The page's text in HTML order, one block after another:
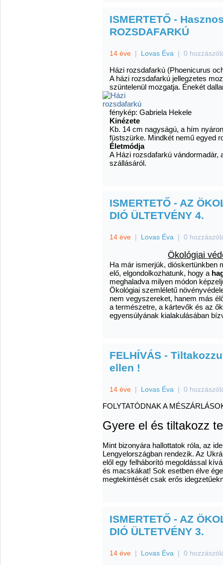
ISMERTETŐ -
ROZSDAFARKÚ
14 éve | Lovas Éva | 0
Házi rozsdafarkú (Phoenicurus
A házi rozsdafarkú jellegzetes
szüntelenül mozgatja. Énekét
fénykép: Gabriela Hekele
Kinézete
Kb. 14 cm nagyságú, a hím
füstszürke. Mindkét nemű egyed
Életmódja
A Házi rozsdafarkú
szállásáról.
ISMERTETŐ - AZ
DIÓ ÜLTETVÉNY 4.
14 éve | Lovas Éva | 0
Ökológiai
Ha már ismerjük, dióskertünkben
elő, elgondolkozhatunk, hogy a
meghaladva milyen módon
Ökológiai szemléletű
nem vegyszereket, hanem más
a természetre, a kártevők és az
egyensúlyának kialakulásában
FELHÍVÁS -
ellen !
14 éve | Lovas Éva | 0
FOLYTATÓDNAK A
Gyere el és tiltakozz
Mint bizonyára hallottatok róla, az
Lengyelországban rendezik. Az
elől egy felháborító megoldással
és macskákat! Sok esetben élve
megtekintését csak erős
ISMERTETŐ - AZ
DIÓ ÜLTETVÉNY 3.
14 éve | Lovas Éva | 0